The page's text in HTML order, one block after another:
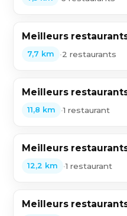
Meilleurs
7,7 km •2 restaurants
Meilleurs
11,8 km •1 restaurant
Meilleurs
12,2 km •1 restaurant
Meilleurs